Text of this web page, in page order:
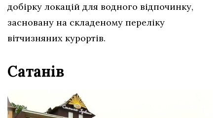
добірку локацій для водного відпочинку,
засновану на складеному переліку
вітчизняних курортів.
Сатанів